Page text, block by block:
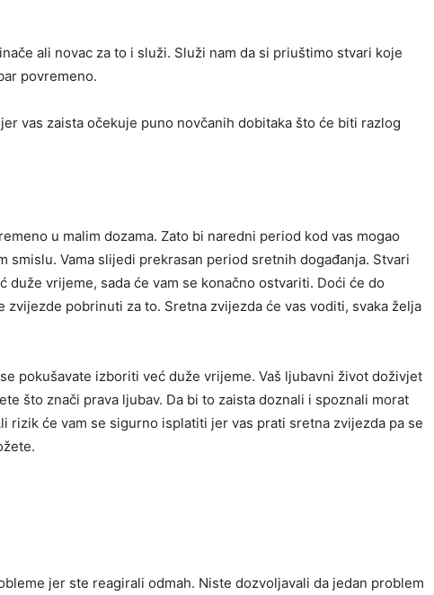
ali novac za to i služi. Služi nam da si priuštimo stvari koje
povremeno.
vas zaista očekuje puno novčanih dobitaka što će biti razlog
u malim dozama. Zato bi naredni period kod vas mogao
smislu. Vama slijedi prekrasan period sretnih događanja. Stvari
duže vrijeme, sada će vam se konačno ostvariti. Doći će do
zvijezde pobrinuti za to. Sretna zvijezda će vas voditi, svaka želja
pokušavate izboriti već duže vrijeme. Vaš ljubavni život doživjet
što znači prava ljubav. Da bi to zaista doznali i spoznali morat
rizik će vam se sigurno isplatiti jer vas prati sretna zvijezda pa se
jer ste reagirali odmah. Niste dozvoljavali da jedan problem